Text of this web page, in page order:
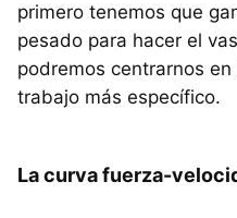
primero tenemos que
pesado para hacer el
podremos centrarnos
trabajo más específico.
La curva fuerza-